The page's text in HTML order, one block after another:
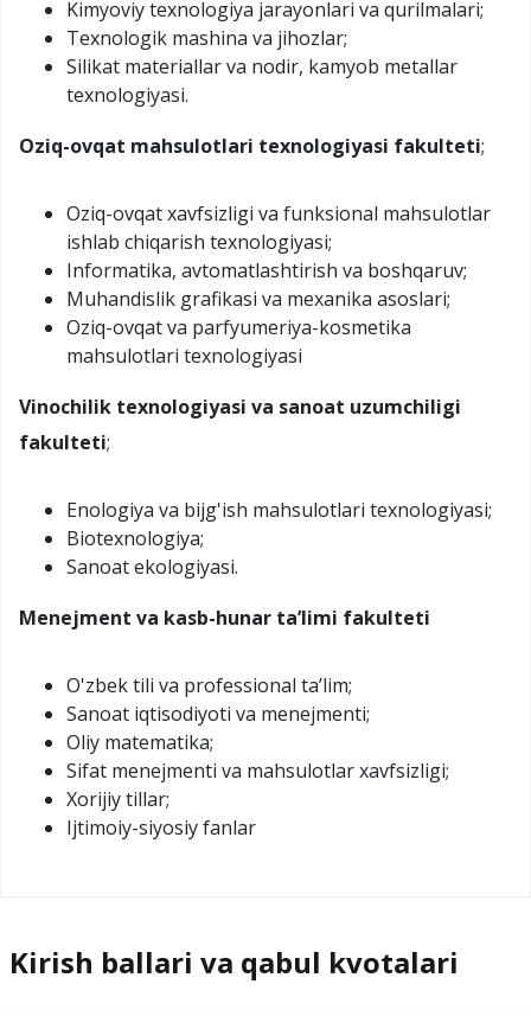
Kimyoviy texnologiya jarayonlari va qurilmalari;
Texnologik mashina va jihozlar;
Silikat materiallar va nodir, kamyob metallar
texnologiyasi.
Oziq-ovqat mahsulotlari texnologiyasi fakulteti;
Oziq-ovqat xavfsizligi va funksional mahsulotlar
ishlab chiqarish texnologiyasi;
Informatika, avtomatlashtirish va boshqaruv;
Muhandislik grafikasi va mexanika asoslari;
Oziq-ovqat va parfyumeriya-kosmetika
mahsulotlari texnologiyasi
Vinochilik texnologiyasi va sanoat uzumchiligi
fakulteti;
Enologiya va bijg'ish mahsulotlari texnologiyasi;
Biotexnologiya;
Sanoat ekologiyasi.
Menejment va kasb-hunar taʼlimi fakulteti
O'zbek tili va professional ta’lim;
Sаnоаt iqtisоdiyoti vа mеnеjmеnti;
Oliy matematika;
Sifat menejmenti va mahsulotlar xavfsizligi;
Xorijiy tillar;
Ijtimoiy-siyosiy fanlar
Kirish ballari va qabul kvotalari